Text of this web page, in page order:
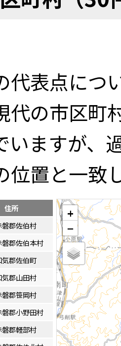
代表点につ
代の市区町
いますが、
位置と一致
住所
郡佐伯村
磐郡佐伯本村
郡佐伯町
郡山田村
郡笹岡村
磐郡小野田村
郡軽部村
+
−